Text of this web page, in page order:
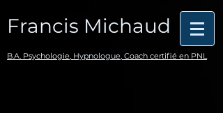
Francis Michaud
B.A. Psychologie, Hypnologue, Coach certifié en PNL